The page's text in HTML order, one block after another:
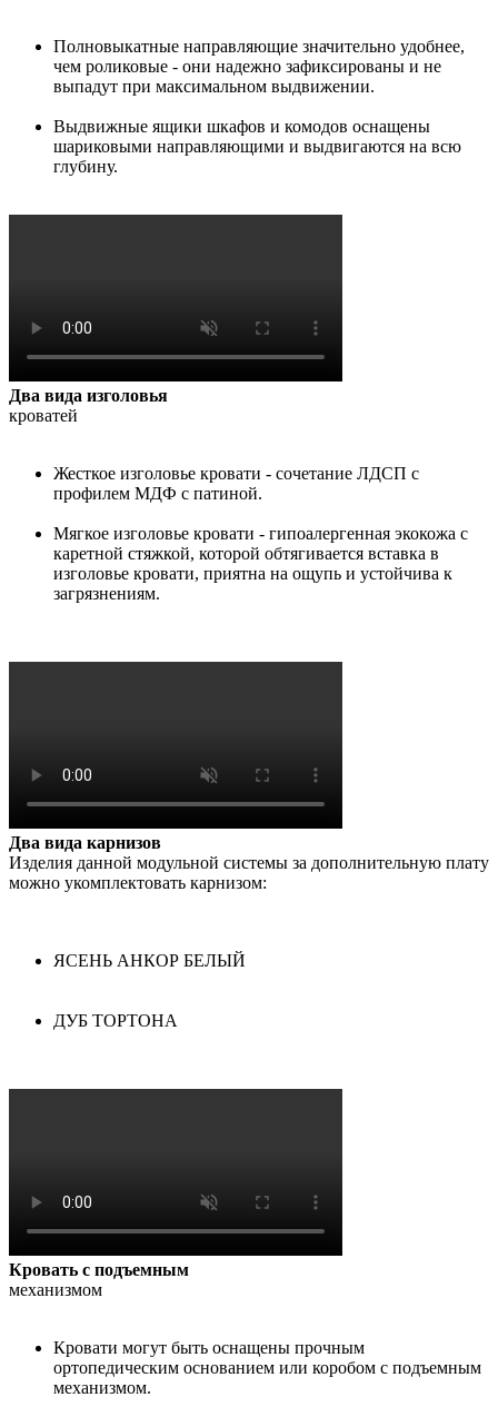
Полновыкатные направляющие значительно удобнее,
чем роликовые - они надежно зафиксированы и не
выпадут при максимальном выдвижении.
Выдвижные ящики шкафов и комодов оснащены
шариковыми направляющими и выдвигаются на всю
глубину.
Два вида изголовья
кроватей
Жесткое изголовье кровати - сочетание ЛДСП с
профилем МДФ с патиной.
Мягкое изголовье кровати - гипоалергенная экокожа с
каретной стяжкой, которой обтягивается вставка в
изголовье кровати, приятна на ощупь и устойчива к
загрязнениям.
Два вида карнизов
Изделия данной модульной системы за дополнительную плату
можно укомплектовать карнизом:
ЯСЕНЬ АНКОР БЕЛЫЙ
ДУБ ТОРТОНА
Кровать с подъемным
механизмом
Кровати могут быть оснащены прочным
ортопедическим основанием или коробом с подъемным
механизмом.